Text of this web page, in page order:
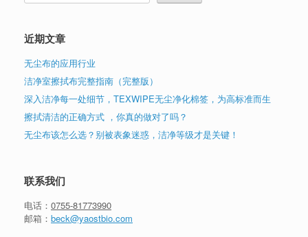
近期文章
无尘布的应用行业
洁净室擦拭布完整指南（完整版）
深入洁净每一处细节，TEXWIPE无尘净化棉签，为高标准而生
擦拭清洁的正确方式 ，你真的做对了吗？
无尘布该怎么选？别被表象迷惑，洁净等级才是关键！
联系我们
电话： 0755-81773990
邮箱： beck@yaostbio.com